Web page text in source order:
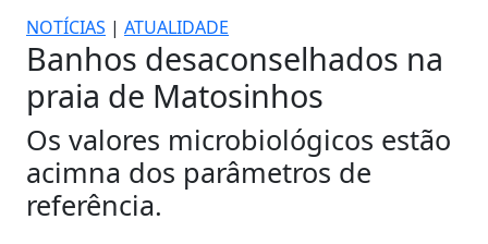
NOTÍCIAS | ATUALIDADE
Banhos desaconselhados na
praia de Matosinhos
Os valores microbiológicos estão
acimna dos parâmetros de
referência.